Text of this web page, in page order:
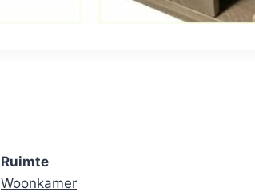
Ruimte
Woonkamer